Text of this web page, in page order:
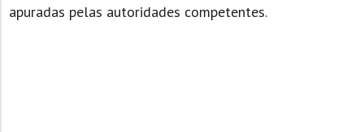
apuradas pelas autoridades competentes.